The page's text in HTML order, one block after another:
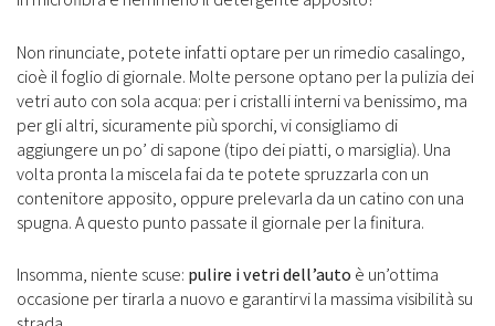
Non rinunciate, potete infatti optare per un rimedio casalingo,
cioè il foglio di giornale. Molte persone optano per la pulizia dei
vetri auto con sola acqua: per i cristalli interni va benissimo, ma
per gli altri, sicuramente più sporchi, vi consigliamo di
aggiungere un po’ di sapone (tipo dei piatti, o marsiglia). Una
volta pronta la miscela fai da te potete spruzzarla con un
contenitore apposito, oppure prelevarla da un catino con una
spugna. A questo punto passate il giornale per la finitura.
Insomma, niente scuse: pulire i vetri dell’auto è un’ottima
occasione per tirarla a nuovo e garantirvi la massima visibilità su